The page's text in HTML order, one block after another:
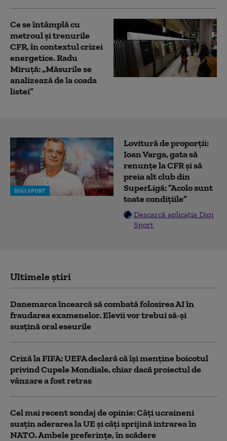
Ce se întâmplă cu
metroul și trenurile
CFR, în contextul crizei
energetice. Radu
Miruță: „Măsurile se
analizează de la coada
listei”
DIGI SPORT
Lovitură de proporții:
Ioan Varga, gata să
renunțe la CFR și să
preia alt club din
SuperLigă: ”Acolo sunt
toate condițiile”
Descarcă aplicația Digi
Sport
Ultimele știri
Danemarca încearcă să combată folosirea AI în
fraudarea examenelor. Elevii vor trebui să-şi
susţină oral eseurile
Criză la FIFA: UEFA declară că îşi menţine boicotul
privind Cupele Mondiale, chiar dacă proiectul de
vânzare a fost retras
Cel mai recent sondaj de opinie: Câți ucraineni
susțin aderarea la UE și câți sprijină intrarea în
NATO. Ambele preferințe, în scădere